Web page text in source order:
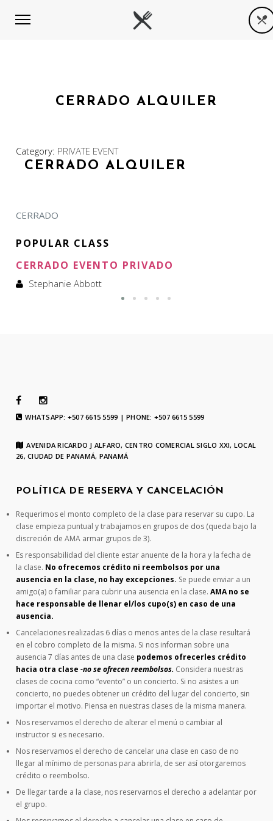
CERRADO ALQUILER
Category: PRIVATE EVENT
CERRADO ALQUILER
CERRADO
POPULAR CLASS
CERRADO EVENTO PRIVADO
Stephanie Abbott
WHATSAPP: +507 6615 5599 | PHONE: +507 6615 5599
AVENIDA RICARDO J ALFARO, CENTRO COMERCIAL SIGLO XXI, LOCAL
26, CIUDAD DE PANAMÁ, PANAMÁ
POLÍTICA DE RESERVA Y CANCELACIÓN
Requerimos el monto completo de la clase para reservar su cupo. La
clase empieza puntual y trabajamos en grupos de dos (queda bajo la
discreción de AMA armar grupos de 3).
Es responsabilidad del cliente estar anuente de la hora y la fecha de
la clase. No ofrecemos crédito ni reembolsos por una
ausencia en la clase, no hay excepciones. Se puede enviar a un
amigo(a) o familiar para cubrir una ausencia en la clase.AMA no se
hace responsable de llenar el/los cupo(s) en caso de una
ausencia.
Cancelaciones realizadas 6 días o menos antes de la clase resultará
en el cobro completo de la misma. Si nos informan sobre una
ausencia 7 días antes de una clase podemos ofrecerles crédito
hacia otra clase-no se ofrecen reembolsos. Considera nuestras
clases de cocina como “evento” o un concierto. Si no asistes a un
concierto, no puedes obtener un crédito del lugar del concierto, sin
importar el motivo. Piensa en nuestras clases de la misma manera.
Nos reservamos el derecho de alterar el menú o cambiar al
instructor si es necesario.
Nos reservamos el derecho de cancelar una clase en caso de no
llegar al mínimo de personas para abrirla, de ser así otorgaremos
crédito o reembolso.
De llegar tarde a la clase, nos reservarnos el derecho a adelantar por
el grupo.